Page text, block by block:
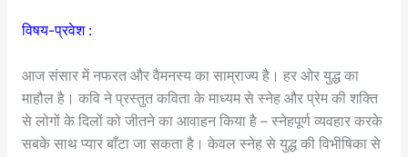
विषय-प्रवेश :
आज संसार में नफरत और वैमनस्य का साम्राज्य है। हर ओर युद्ध का
माहौल है। कवि ने प्रस्तुत कविता के माध्यम से स्नेह और प्रेम की शक्ति
से लोगों के दिलों को जीतने का आवाहन किया है – स्नेहपूर्ण व्यवहार करके
सबके साथ प्यार बाँटा जा सकता है। केवल स्नेह से युद्ध की विभीषिका से